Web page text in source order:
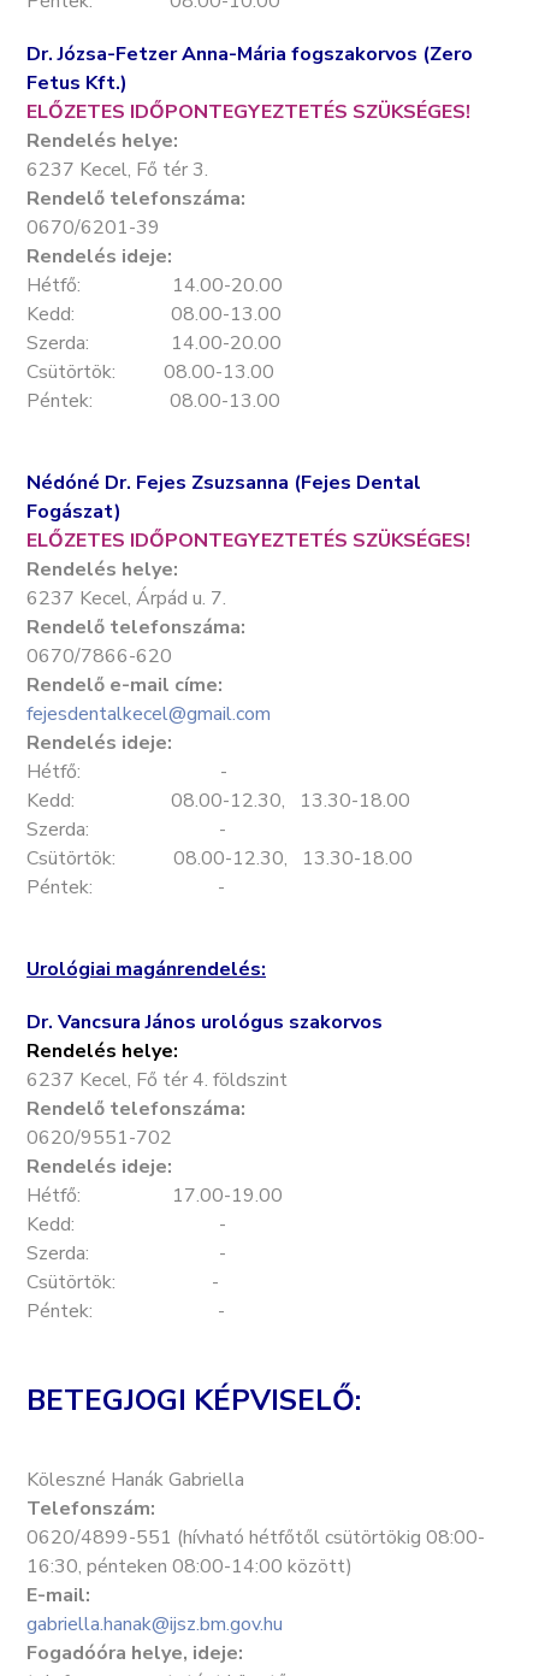
Dr. Józsa-Fetzer Anna-Mária fogszakorvos (Zero
Fetus Kft.)
ELŐZETES IDŐPONTEGYEZTETÉS SZÜKSÉGES!
Rendelés helye:
6237 Kecel, Fő tér 3.
Rendelő telefonszáma:
0670/6201-39
Rendelés ideje:
Hétfő: 14.00-20.00
Kedd: 08.00-13.00
Szerda: 14.00-20.00
Csütörtök: 08.00-13.00
Péntek: 08.00-13.00
Nédóné Dr. Fejes Zsuzsanna (Fejes Dental
Fogászat)
ELŐZETES IDŐPONTEGYEZTETÉS SZÜKSÉGES!
Rendelés helye:
6237 Kecel, Árpád u. 7.
Rendelő telefonszáma:
0670/7866-620
Rendelő e-mail címe:
fejesdentalkecel@gmail.com
Rendelés ideje:
Hétfő: -
Kedd: 08.00-12.30, 13.30-18.00
Szerda: -
Csütörtök: 08.00-12.30, 13.30-18.00
Péntek: -
Urológiai magánrendelés:
Dr. Vancsura János urológus szakorvos
Rendelés helye:
6237 Kecel, Fő tér 4. földszint
Rendelő telefonszáma:
0620/9551-702
Rendelés ideje:
Hétfő: 17.00-19.00
Kedd: -
Szerda: -
Csütörtök: -
Péntek: -
BETEGJOGI KÉPVISELŐ:
Köleszné Hanák Gabriella
Telefonszám:
0620/4899-551 (hívható hétfőtől csütörtökig 08:00-
16:30, pénteken 08:00-14:00 között)
E-mail:
gabriella.hanak@ijsz.bm.gov.hu
Fogadóóra helye, ideje: